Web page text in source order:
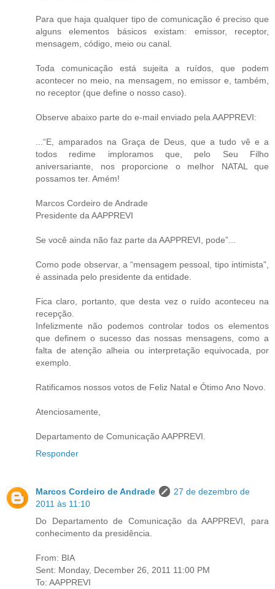
Para que haja qualquer tipo de comunicação é preciso que
alguns elementos básicos existam: emissor, receptor,
mensagem, código, meio ou canal.
Toda comunicação está sujeita a ruídos, que podem
acontecer no meio, na mensagem, no emissor e, também,
no receptor (que define o nosso caso).
Observe abaixo parte do e-mail enviado pela AAPPREVI:
...“E, amparados na Graça de Deus, que a tudo vê e a
todos redime imploramos que, pelo Seu Filho
aniversariante, nos proporcione o melhor NATAL que
possamos ter. Amém!
Marcos Cordeiro de Andrade
Presidente da AAPPREVI
Se você ainda não faz parte da AAPPREVI, pode”...
Como pode observar, a “mensagem pessoal, tipo intimista”,
é assinada pelo presidente da entidade.
Fica claro, portanto, que desta vez o ruído aconteceu na
recepção.
Infelizmente não podemos controlar todos os elementos
que definem o sucesso das nossas mensagens, como a
falta de atenção alheia ou interpretação equivocada, por
exemplo.
Ratificamos nossos votos de Feliz Natal e Ótimo Ano Novo.
Atenciosamente,
Departamento de Comunicação AAPPREVI.
Responder
Marcos Cordeiro de Andrade
27 de dezembro de
2011 às 11:10
Do Departamento de Comunicação da AAPPREVI, para
conhecimento da presidência.
From: BIA
Sent: Monday, December 26, 2011 11:00 PM
To: AAPPREVI